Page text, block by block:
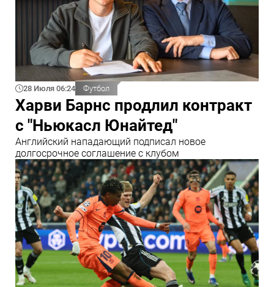
28 Июля 06:24 Футбол
Харви Барнс продлил контракт
с "Ньюкасл Юнайтед"
Английский нападающий подписал новое
долгосрочное соглашение с клубом